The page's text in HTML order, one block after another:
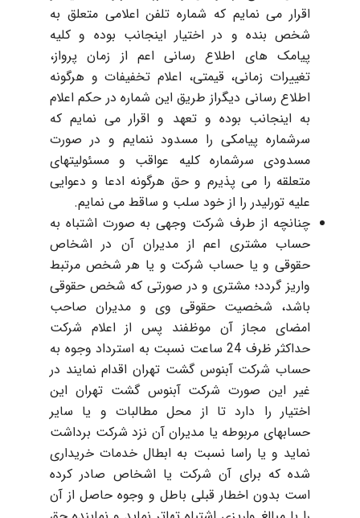
اقرار می نمایم که شماره تلفن اعلامی متعلق به
شخص بنده و در اختیار اینجانب بوده و کلیه
پیامک های اطلاع رسانی اعم از زمان پرواز،
تغییرات زمانی، قیمتی، اعلام تخفیفات و هرگونه
اطلاع رسانی دیگراز طریق این شماره در حکم اعلام
به اینجانب بوده و تعهد و اقرار می نمایم که
سرشماره پیامکی را مسدود ننمایم و در صورت
مسدودی سرشماره کلیه عواقب و مسئولیتهای
متعلقه را می پذیرم و حق هرگونه ادعا و دعوایی
علیه تورلیدر را از خود سلب و ساقط می نمایم.
چنانچه از طرف شرکت وجهی به صورت اشتباه به
حساب مشتری اعم از مدیران آن در اشخاص
حقوقی و یا حساب شرکت و یا هر شخص مرتبط
واریز گردد؛ مشتری و در صورتی که شخص حقوقی
باشد، شخصیت حقوقی وی و مدیران صاحب
امضای مجاز آن موظفند پس از اعلام شرکت
حداکثر ظرف 24 ساعت نسبت به استرداد وجوه به
حساب شرکت آبنوس گشت تهران اقدام نمایند در
غیر این صورت شرکت آبنوس گشت تهران این
اختیار را دارد تا از محل مطالبات و یا سایر
حسابهای مربوطه یا مدیران آن نزد شرکت برداشت
نماید و یا راسا نسبت به ابطال خدمات خریداری
شده که برای آن شرکت یا اشخاص صادر کرده
است بدون اخطار قبلی باطل و وجوه حاصل از آن